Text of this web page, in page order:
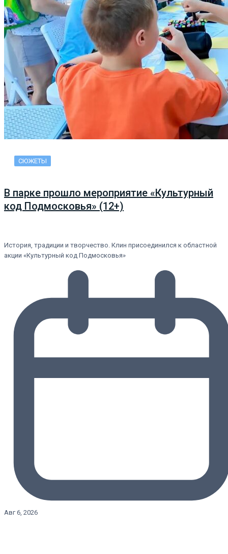
СЮЖЕТЫ
В парке прошло мероприятие «Культурный
код Подмосковья» (12+)
История, традиции и творчество. Клин присоединился к областной
акции «Культурный код Подмосковья»
Авг 6, 2026